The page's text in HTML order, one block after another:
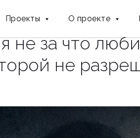
Проекты О проекте
не за что
не